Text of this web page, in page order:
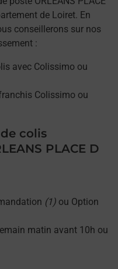
de Loiret. En
conseillerons sur nos
:
avec Colissimo ou
Colissimo ou
colis
PLACE D
(1) ou Option
matin avant 10h ou